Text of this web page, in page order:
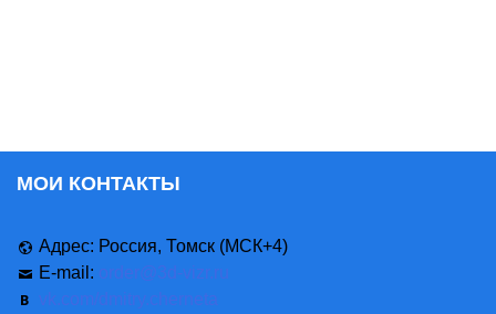
МОИ КОНТАКТЫ
Адрес: Россия, Томск (МСК+4)
E-mail: order@3d-vizr.ru
vk.com/dmitry.cherneta